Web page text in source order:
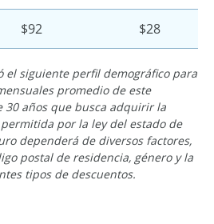
$92 $28
el siguiente perfil demográfico para
promedio de este
30 años que busca adquirir la
por la ley del estado de
dependerá de diversos factores,
postal de residencia, género y la
tipos de descuentos.